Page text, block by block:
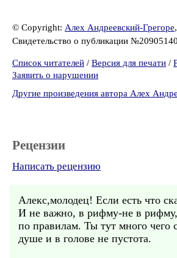
© Copyright: Алех Андреевский-Грегоре
Свидетельство о публикации
Список читателей / Версия для печати /
Заявить о нарушении
Другие произведения автора Алех
Рецензии
Написать рецензию
Алекс,молодец! Если есть что
И не важно, в рифму-не в
по правилам. Ты тут много чего
душе и в голове не пустота.